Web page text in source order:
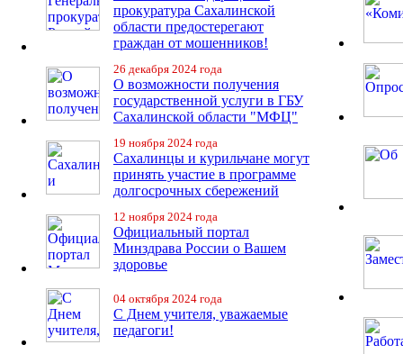
прокуратура Сахалинской
области предостерегают
граждан от мошенников!
26 декабря 2024 года
О возможности получения
государственной услуги в ГБУ
Сахалинской области "МФЦ"
19 ноября 2024 года
Сахалинцы и курильчане могут
принять участие в программе
долгосрочных сбережений
12 ноября 2024 года
Официальный портал
Минздрава России о Вашем
здоровье
04 октября 2024 года
С Днем учителя, уважаемые
педагоги!